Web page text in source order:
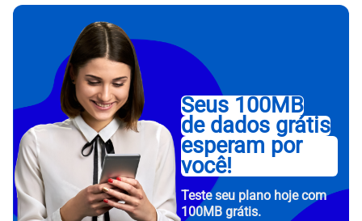
Seus 100MB
de dados grátis
esperam por
você!
Teste seu plano hoje com
100MB grátis.